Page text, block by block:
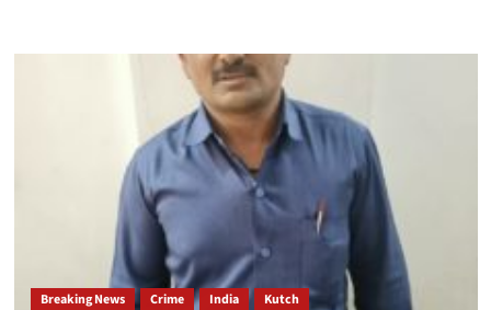
કંડલા
દરખાસ્તમાં
ટકાનો
બોજનો
ઠરાવ
Breaking News Crime India Kutch